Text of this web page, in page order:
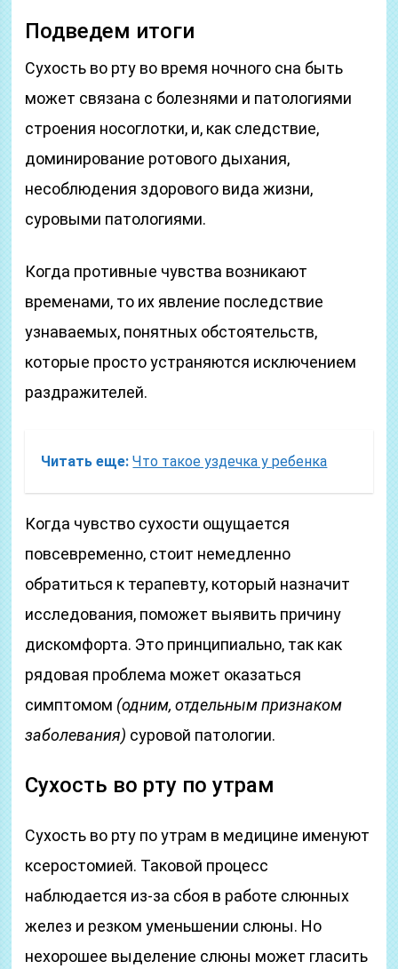
Подведем итоги
Сухость во рту во время ночного сна быть
может связана с болезнями и патологиями
строения носоглотки, и, как следствие,
доминирование ротового дыхания,
несоблюдения здорового вида жизни,
суровыми патологиями.
Когда противные чувства возникают
временами, то их явление последствие
узнаваемых, понятных обстоятельств,
которые просто устраняются исключением
раздражителей.
Читать еще: Что такое уздечка у ребенка
Когда чувство сухости ощущается
повсевременно, стоит немедленно
обратиться к терапевту, который назначит
исследования, поможет выявить причину
дискомфорта. Это принципиально, так как
рядовая проблема может оказаться
симптомом (одним, отдельным признаком
заболевания) суровой патологии.
Сухость во рту по утрам
Сухость во рту по утрам в медицине именуют
ксеростомией. Таковой процесс
наблюдается из-за сбоя в работе слюнных
желез и резком уменьшении слюны. Но
нехорошее выделение слюны может гласить